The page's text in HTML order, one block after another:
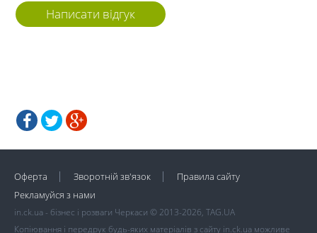
Написати відгук
Оферта Зворотній зв'язок
Правила сайту
Рекламуйся з нами
in.ck.ua - бізнес і розваги Черкаси © 2013-2026, TAG.UA
Копіювання і передрук будь-яких матеріалів з сайту in.ck.ua можливе